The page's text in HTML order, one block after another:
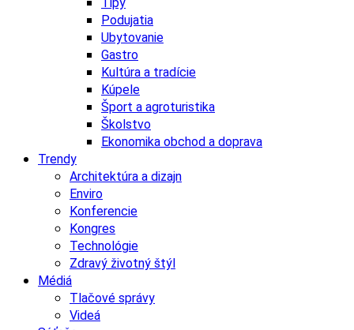
Podujatia
Ubytovanie
Gastro
Kultúra a tradície
Kúpele
Šport a agroturistika
Školstvo
Ekonomika obchod a doprava
Trendy
Architektúra a dizajn
Enviro
Konferencie
Kongres
Technológie
Zdravý životný štýl
Médiá
Tlačové správy
Videá